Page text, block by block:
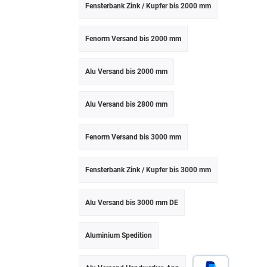
Fensterbank Zink / Kupfer bis 2000 mm
Fenorm Versand bis 2000 mm
Alu Versand bis 2000 mm
Alu Versand bis 2800 mm
Fenorm Versand bis 3000 mm
Fensterbank Zink / Kupfer bis 3000 mm
Alu Versand bis 3000 mm DE
Aluminium Spedition